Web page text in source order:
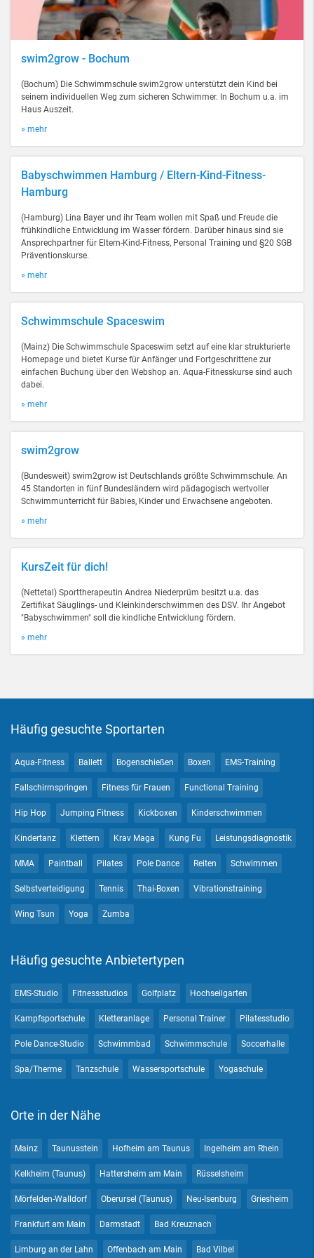
swim2grow - Bochum
(Bochum) Die Schwimmschule swim2grow unterstützt dein Kind bei
seinem individuellen Weg zum sicheren Schwimmer. In Bochum u.a. im
Haus Auszeit.
» mehr
Babyschwimmen Hamburg / Eltern-Kind-Fitness-
Hamburg
(Hamburg) Lina Bayer und ihr Team wollen mit Spaß und Freude die
frühkindliche Entwicklung im Wasser fördern. Darüber hinaus sind sie
Ansprechpartner für Eltern-Kind-Fitness, Personal Training und §20 SGB
Präventionskurse.
» mehr
Schwimmschule Spaceswim
(Mainz) Die Schwimmschule Spaceswim setzt auf eine klar strukturierte
Homepage und bietet Kurse für Anfänger und Fortgeschrittene zur
einfachen Buchung über den Webshop an. Aqua-Fitnesskurse sind auch
dabei.
» mehr
swim2grow
(Bundesweit) swim2grow ist Deutschlands größte Schwimmschule. An
45 Standorten in fünf Bundesländern wird pädagogisch wertvoller
Schwimmunterricht für Babies, Kinder und Erwachsene angeboten.
» mehr
KursZeit für dich!
(Nettetal) Sporttherapeutin Andrea Niederprüm besitzt u.a. das
Zertifikat Säuglings- und Kleinkinderschwimmen des DSV. Ihr Angebot
"Babyschwimmen" soll die kindliche Entwicklung fördern.
» mehr
Häufig gesuchte Sportarten
Aqua-Fitness Ballett Bogenschießen Boxen EMS-Training
Fallschirmspringen Fitness für Frauen Functional Training
Hip Hop Jumping Fitness Kickboxen Kinderschwimmen
Kindertanz Klettern Krav Maga Kung Fu Leistungsdiagnostik
MMA Paintball Pilates Pole Dance Reiten Schwimmen
Selbstverteidigung Tennis Thai-Boxen Vibrationstraining
Wing Tsun Yoga Zumba
Häufig gesuchte Anbietertypen
EMS-Studio Fitnessstudios Golfplatz Hochseilgarten
Kampfsportschule Kletteranlage Personal Trainer Pilatesstudio
Pole Dance-Studio Schwimmbad Schwimmschule Soccerhalle
Spa/Therme Tanzschule Wassersportschule Yogaschule
Orte in der Nähe
Mainz Taunusstein Hofheim am Taunus Ingelheim am Rhein
Kelkheim (Taunus) Hattersheim am Main Rüsselsheim
Mörfelden-Walldorf Oberursel (Taunus) Neu-Isenburg Griesheim
Frankfurt am Main Darmstadt Bad Kreuznach
Limburg an der Lahn Offenbach am Main Bad Vilbel